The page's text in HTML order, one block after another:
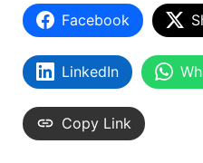
Facebook
LinkedIn
Copy Link